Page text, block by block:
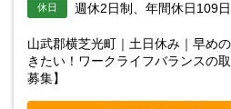
休日 週休2日制、年間休日109
山武郡横芝光町｜土日休み｜早め
きたい！ワークライフバランスの
募集】